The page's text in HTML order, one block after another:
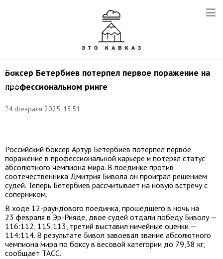
Боксер Бетербиев потерпел первое поражение на
профессиональном ринге
24 февраля 2025, 13:51
Бивол
(Россия)
(слева
направо).
Валерий
Российский боксер Артур Бетербиев потерпел первое
поражение в профессиональной карьере и потерял статус
абсолютного чемпиона мира. В поединке против
соотечественника Дмитрия Бивола он проиграл решением
судей. Теперь Бетербиев рассчитывает на новую встречу с
соперником.
В ходе 12-раундового поединка, прошедшего в ночь на
23 февраля в Эр-Рияде, двое судей отдали победу Биволу —
116:112, 115:113, третий выставил ничейные оценки —
114:114. В результате Бивол завоевал звание абсолютного
чемпиона мира по боксу в весовой категории до 79,38 кг,
сообщает ТАСС.